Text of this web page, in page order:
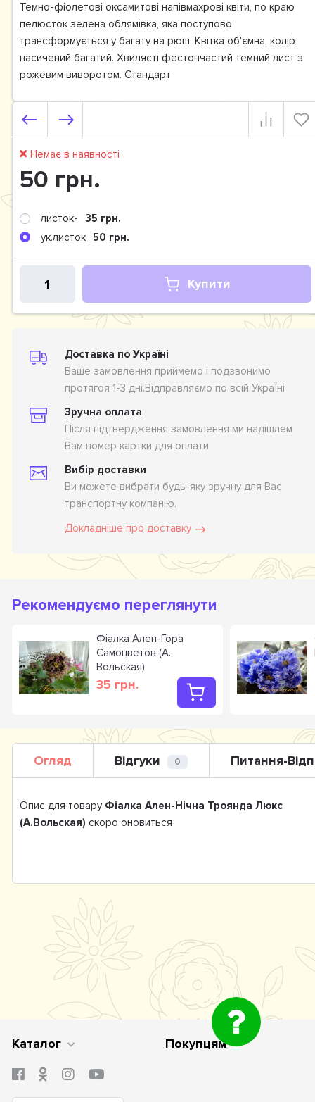
Темно-фіолетові оксамитові напівмахрові квіти, по краю
пелюсток зелена облямівка, яка поступово
трансформується у багату на рюш. Квітка об'ємна, колір
насичений багатий. Хвилясті фестончастий темний лист з
рожевим виворотом. Стандарт
Немає в наявності
50 грн.
листок-
35 грн.
ук.листок 50 грн.
Купити
Доставка по Україні
Ваше замовлення приймемо і подзвонимо
протягоя 1-3 дні.Відправляємо по всій УкраЇні
Зручна оплата
Після підтвердження замовлення ми надішлем
Вам номер картки для оплати
Вибір доставки
Ви можете вибрати будь-яку зручну для Вас
транспортну компанію.
Докладніше про доставку
Рекомендуємо переглянути
Фіалка Ален-Гора
Самоцветов (А.
Вольская)
35 грн.
Огляд Відгуки 0 Питання-
Опис для товару Фіалка Ален-Нічна Троянда Люкс
(А.Вольская) скоро оновиться
Каталог Покупцям